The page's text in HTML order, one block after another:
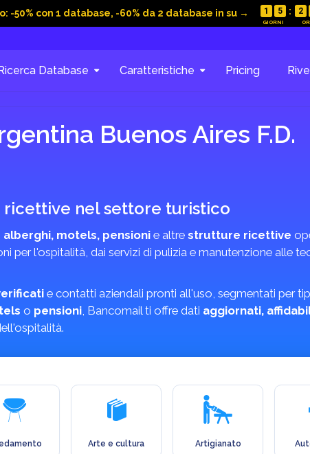
-50% con 1 database, -60% da 2 database in su → 1 5 2
Database Caratteristiche Pricing
Buenos Aires F.D.
nel settore turistico
alberghi, motels, pensioni e altre strutture ricettive
per l'ospitalità, dai servizi di pulizia e manutenzione alle
e contatti aziendali pronti all'uso, segmentati per
o pensioni, Bancomail ti offre dati aggiornati,
Arte e cultura Artigianato